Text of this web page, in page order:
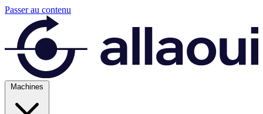
Passer au contenu
Machines